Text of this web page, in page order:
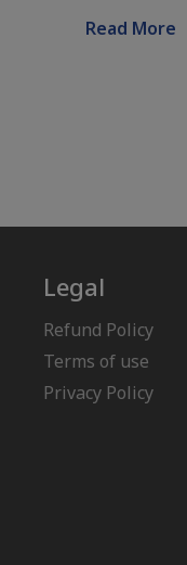
Read More
Legal
Refund Policy
Terms of use
Privacy Policy